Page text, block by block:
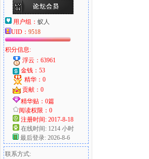
用户组： 蚁人
UID： 9518
积分信息:
浮云：63961
金钱：53
精华：0
贡献：0
精华贴：0篇
阅读权限：0
注册时间: 2017-8-18
在线时间: 1214 小时
最后登录: 2026-8-6
联系方式: